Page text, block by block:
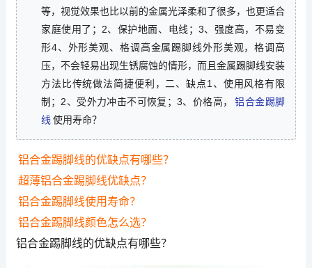
等，视觉效果也比以前的金属光泽柔和了很多，也更适合
家庭使用了；2、保护地面、电线；3、强度高，不易变
形4、外形美观、格调高金属踢脚线外形美观，格调高
压，不会轻易出现生锈腐蚀的情形，而且金属踢脚线安装
方法比传统做法简捷便利，二、缺点1、使用风格有限
制；2、受外力冲击不可恢复；3、价格高，
铝合金踢脚
线 使用寿命？
铝合金踢脚线的优缺点有哪些？
超薄铝合金踢脚线优缺点？
铝合金踢脚线使用寿命？
铝合金踢脚线颜色怎么选？
铝合金踢脚线的优缺点有哪些？